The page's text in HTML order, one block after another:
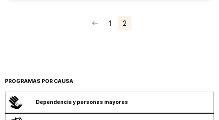
1 2
PROGRAMAS POR CAUSA
Dependencia y personas mayores